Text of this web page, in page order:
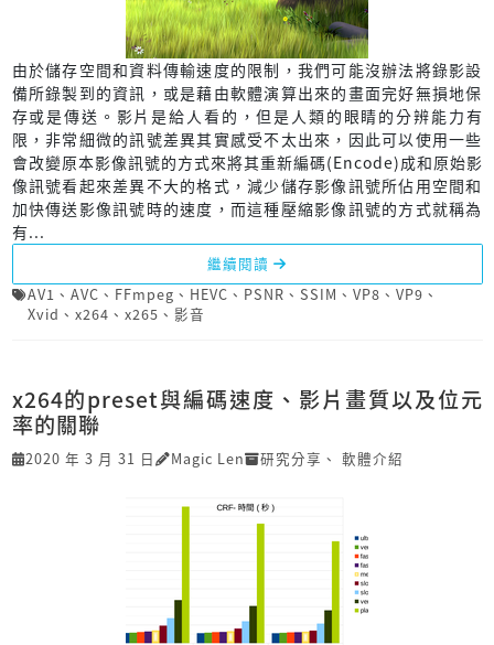
由於儲存空間和資料傳輸速度的限制，我們可能沒辦法將錄影設
備所錄製到的資訊，或是藉由軟體演算出來的畫面完好無損地保
存或是傳送。影片是給人看的，但是人類的眼睛的分辨能力有
限，非常細微的訊號差異其實感受不太出來，因此可以使用一些
會改變原本影像訊號的方式來將其重新編碼(Encode)成和原始影
像訊號看起來差異不大的格式，減少儲存影像訊號所佔用空間和
加快傳送影像訊號時的速度，而這種壓縮影像訊號的方式就稱為
有...
繼續閱讀
AV1 、 AVC 、 FFmpeg 、 HEVC 、 PSNR 、 SSIM 、 VP8 、 VP9 、
Xvid 、 x264 、 x265 、 影音
x264的preset與編碼速度、影片畫質以及位元
率的關聯
2020 年 3 月 31 日 Magic Len 研究分享 、 軟體介紹